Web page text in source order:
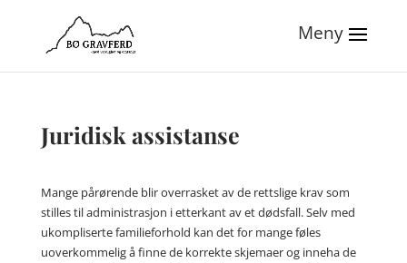
Juridisk assistanse
Mange pårørende blir overrasket av de rettslige krav som
stilles til administrasjon i etterkant av et dødsfall. Selv med
ukompliserte familieforhold kan det for mange føles
uoverkommelig å finne de korrekte skjemaer og inneha de